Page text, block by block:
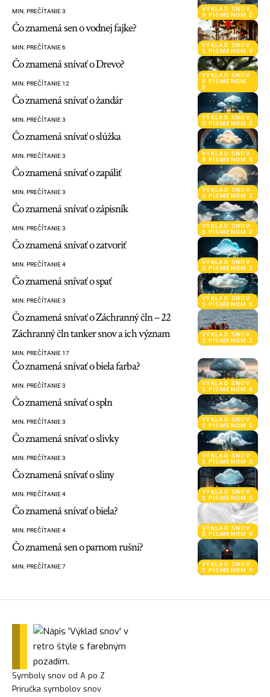
VÝKLAD SNOV
S PÍSMENOM Ž
MIN. PREČÍTANIE 3
VÝKLAD SNOV
S PÍSMENOM V
Čo znamená sen o vodnej fajke?
MIN. PREČÍTANIE 6
VÝKLAD SNOV
S PÍSMENOM
D
Čo znamená snívať o Drevo?
MIN. PREČÍTANIE 12
VÝKLAD SNOV
S PÍSMENOM Ž
Čo znamená snívať o žandár
MIN. PREČÍTANIE 3
VÝKLAD SNOV
S PÍSMENOM S
Čo znamená snívať o slúžka
MIN. PREČÍTANIE 3
VÝKLAD SNOV
S PÍSMENOM Z
Čo znamená snívať o zapáliť
MIN. PREČÍTANIE 3
VÝKLAD SNOV
S PÍSMENOM Z
Čo znamená snívať o zápisník
MIN. PREČÍTANIE 3
VÝKLAD SNOV
S PÍSMENOM Z
Čo znamená snívať o zatvoriť
MIN. PREČÍTANIE 4
VÝKLAD SNOV
S PÍSMENOM S
Čo znamená snívať o spať
MIN. PREČÍTANIE 3
VÝKLAD SNOV
S PÍSMENOM Z
Čo znamená snívať o Záchranný čln – 22
Záchranný čln tanker snov a ich význam
MIN. PREČÍTANIE 17
VÝKLAD SNOV
S PÍSMENOM B
Čo znamená snívať o biela farba?
MIN. PREČÍTANIE 3
VÝKLAD SNOV
S PÍSMENOM S
Čo znamená snívať o spln
MIN. PREČÍTANIE 3
VÝKLAD SNOV
S PÍSMENOM S
Čo znamená snívať o slivky
MIN. PREČÍTANIE 3
VÝKLAD SNOV
S PÍSMENOM S
Čo znamená snívať o sliny
MIN. PREČÍTANIE 4
VÝKLAD SNOV
S PÍSMENOM B
Čo znamená snívať o biela?
MIN. PREČÍTANIE 4
VÝKLAD SNOV
S PÍSMENOM P
Čo znamená sen o parnom rušni?
MIN. PREČÍTANIE 7
Symboly snov od A po Z
Príručka symbolov snov